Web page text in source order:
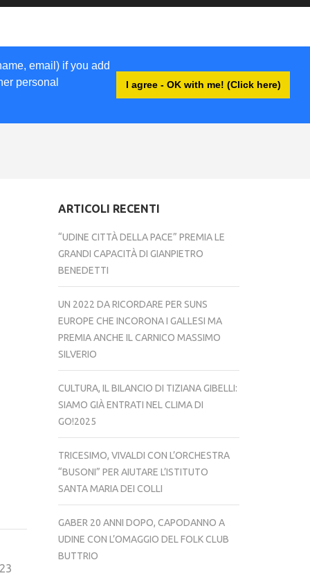
email) if you add
personal
I agree - OK with me! (Click here)
ACCEDI
ARTICOLI RECENTI
“UDINE CITTÀ DELLA PACE” PREMIA LE
GRANDI CAPACITÀ DI GIANPIETRO
BENEDETTI
UN 2022 DA RICORDARE PER SUNS
EUROPE CHE INCORONA I GALLESI MA
PREMIA ANCHE IL CARNICO MASSIMO
SILVERIO
CULTURA, IL BILANCIO DI TIZIANA GIBELLI:
SIAMO GIÀ ENTRATI NEL CLIMA DI
GO!2025
TRICESIMO, VIVALDI CON L’ORCHESTRA
“BUSONI” PER AIUTARE L’ISTITUTO
SANTA MARIA DEI COLLI
GABER 20 ANNI DOPO, CAPODANNO A
UDINE CON L’OMAGGIO DEL FOLK CLUB
BUTTRIO